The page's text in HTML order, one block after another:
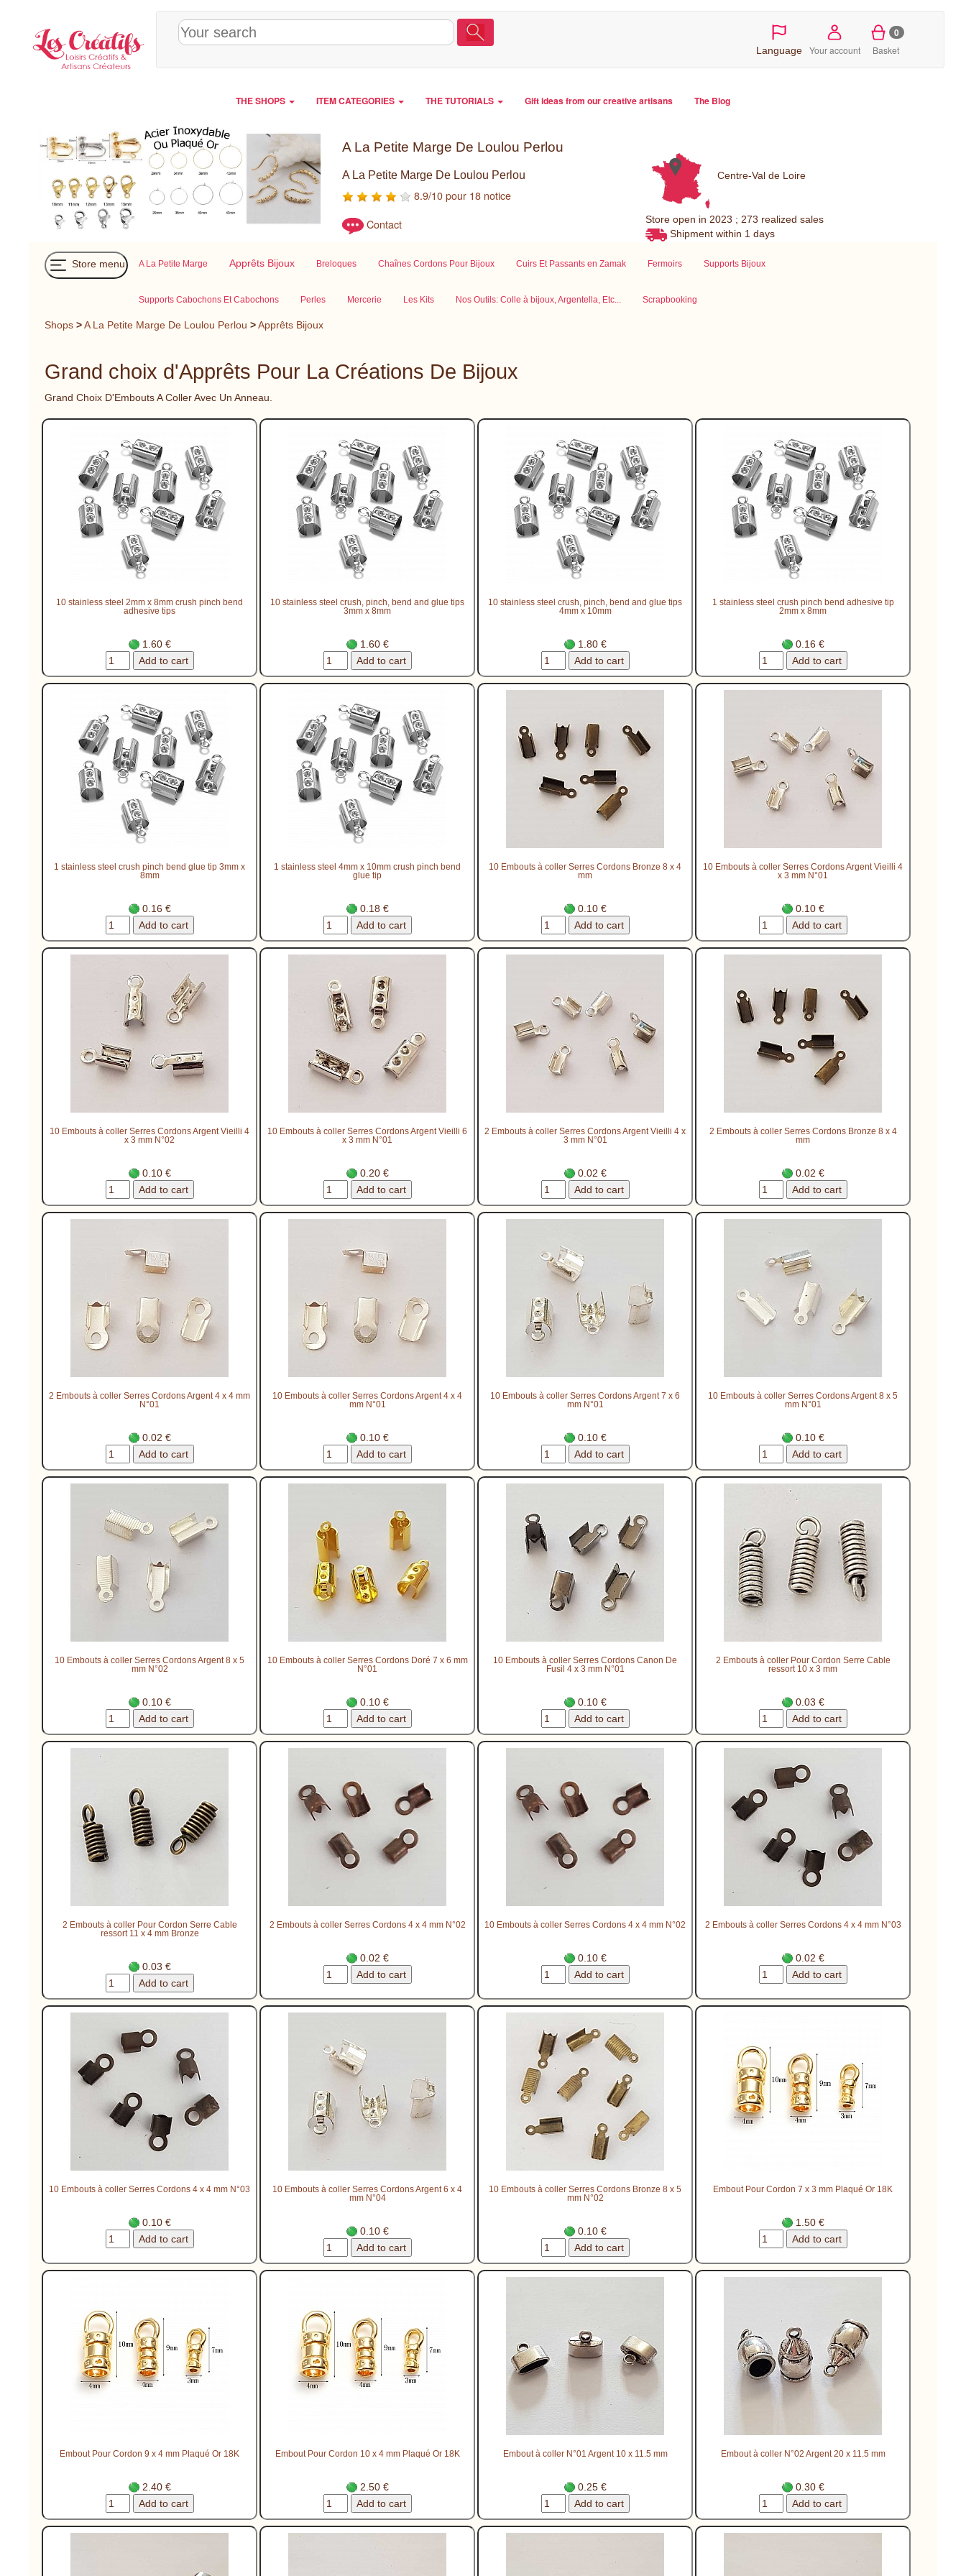
Language Your account
0
Basket
THE SHOPS ITEM CATEGORIES THE TUTORIALS Gift ideas from our creative artisans The Blog
A La Petite Marge De Loulou Perlou
A La Petite Marge De Loulou Perlou
8.9/10 pour 18 notice
Contact
Centre-Val de Loire
Store open in 2023 ; 273 realized sales
Shipment within 1 days
Store menu A La Petite Marge Apprêts Bijoux Breloques Chaînes Cordons Pour Bijoux Cuirs Et Passants en Zamak Fermoirs Supports Bijoux
Supports Cabochons Et Cabochons Perles Mercerie Les Kits Nos Outils: Colle à bijoux, Argentella, Etc... Scrapbooking
Shops >A La Petite Marge De Loulou Perlou >Apprêts Bijoux
Grand choix d'Apprêts Pour La Créations De Bijoux
Grand Choix D'Embouts A Coller Avec Un Anneau.
10 stainless steel 2mm x 8mm crush pinch bend
adhesive tips
1.60 €
10 stainless steel crush, pinch, bend and glue tips
3mm x 8mm
1.60 €
10 stainless steel crush, pinch, bend and glue tips
4mm x 10mm
1.80 €
1 stainless steel crush pinch bend adhesive tip
2mm x 8mm
0.16 €
1 stainless steel crush pinch bend glue tip 3mm x
8mm
0.16 €
1 stainless steel 4mm x 10mm crush pinch bend
glue tip
0.18 €
10 Embouts à coller Serres Cordons Bronze 8 x 4
mm
0.10 €
10 Embouts à coller Serres Cordons Argent Vieilli 4
x 3 mm N°01
0.10 €
10 Embouts à coller Serres Cordons Argent Vieilli 4
x 3 mm N°02
0.10 €
10 Embouts à coller Serres Cordons Argent Vieilli 6
x 3 mm N°01
0.20 €
2 Embouts à coller Serres Cordons Argent Vieilli 4 x
3 mm N°01
0.02 €
2 Embouts à coller Serres Cordons Bronze 8 x 4
mm
0.02 €
2 Embouts à coller Serres Cordons Argent 4 x 4 mm
N°01
0.02 €
10 Embouts à coller Serres Cordons Argent 4 x 4
mm N°01
0.10 €
10 Embouts à coller Serres Cordons Argent 7 x 6
mm N°01
0.10 €
10 Embouts à coller Serres Cordons Argent 8 x 5
mm N°01
0.10 €
10 Embouts à coller Serres Cordons Argent 8 x 5
mm N°02
0.10 €
10 Embouts à coller Serres Cordons Doré 7 x 6 mm
N°01
0.10 €
10 Embouts à coller Serres Cordons Canon De
Fusil 4 x 3 mm N°01
0.10 €
2 Embouts à coller Pour Cordon Serre Cable
ressort 10 x 3 mm
0.03 €
2 Embouts à coller Pour Cordon Serre Cable
ressort 11 x 4 mm Bronze
0.03 €
2 Embouts à coller Serres Cordons 4 x 4 mm N°02
0.02 €
10 Embouts à coller Serres Cordons 4 x 4 mm N°02
0.10 €
2 Embouts à coller Serres Cordons 4 x 4 mm N°03
0.02 €
10 Embouts à coller Serres Cordons 4 x 4 mm N°03
0.10 €
10 Embouts à coller Serres Cordons Argent 6 x 4
mm N°04
0.10 €
10 Embouts à coller Serres Cordons Bronze 8 x 5
mm N°02
0.10 €
Embout Pour Cordon 7 x 3 mm Plaqué Or 18K
1.50 €
Embout Pour Cordon 9 x 4 mm Plaqué Or 18K
2.40 €
Embout Pour Cordon 10 x 4 mm Plaqué Or 18K
2.50 €
Embout à coller N°01 Argent 10 x 11.5 mm
0.25 €
Embout à coller N°02 Argent 20 x 11.5 mm
0.30 €